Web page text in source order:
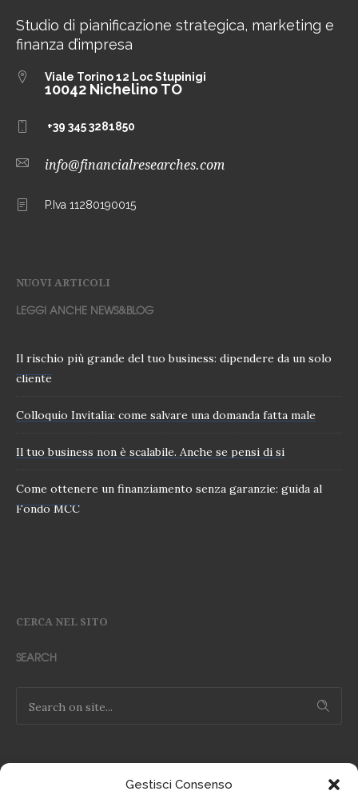
Gestisci Consenso
Studio di pianificazione strategica, marketing e
finanza d’impresa
Viale Torino 12 Loc Stupinigi
10042 Nichelino TO
+39 345 3281850
info@financialresearches.com
P.Iva 11280190015
NUOVI ARTICOLI
LEGGI ANCHE NEWS&BLOG
Il rischio più grande del tuo business: dipendere da un solo
cliente
Colloquio Invitalia: come salvare una domanda fatta male
Il tuo business non è scalabile. Anche se pensi di si
Come ottenere un finanziamento senza garanzie: guida al
Fondo MCC
CERCA NEL SITO
SEARCH